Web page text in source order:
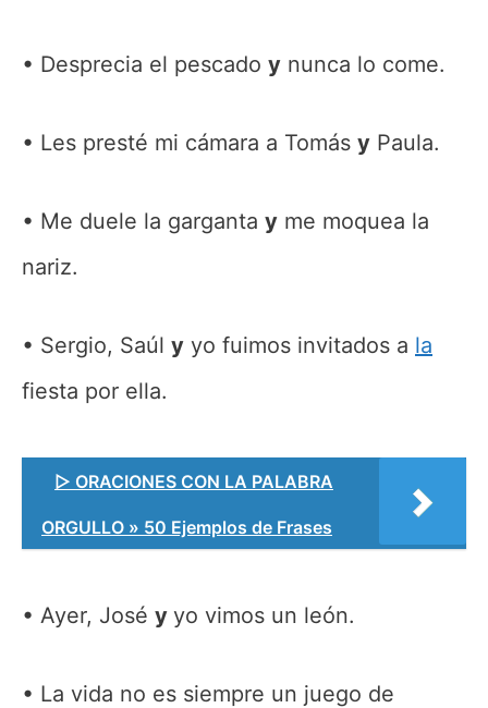
Desprecia el pescado y nunca lo come.
Les presté mi cámara a Tomás y Paula.
Me duele la garganta y me moquea la
nariz.
Sergio, Saúl y yo fuimos invitados a la
fiesta por ella.
▷ ORACIONES CON LA PALABRA
ORGULLO » 50 Ejemplos de Frases
Ayer, José y yo vimos un león.
La vida no es siempre un juego de